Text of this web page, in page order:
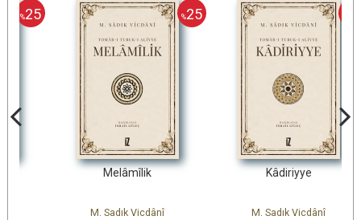
25
Melâmîlik
M. Sadık Vicdânî
25
Kâdiriyye
M. Sadık Vicdânî